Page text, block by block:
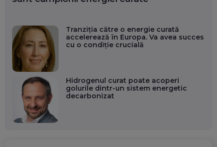
Tranziția către o energie curată
accelerează în Europa. Va avea succes
cu o condiție crucială
Hidrogenul curat poate acoperi
golurile dintr-un sistem energetic
decarbonizat